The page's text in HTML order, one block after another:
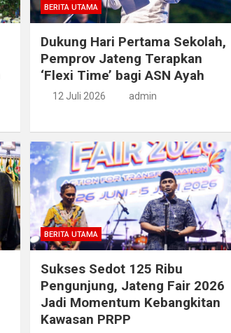
BERITA UTAMA
Dukung Hari Pertama Sekolah,
Pemprov Jateng Terapkan
‘Flexi Time’ bagi ASN Ayah
12 Juli 2026 admin
BERITA UTAMA
Sukses Sedot 125 Ribu
Pengunjung, Jateng Fair 2026
Jadi Momentum Kebangkitan
Kawasan PRPP